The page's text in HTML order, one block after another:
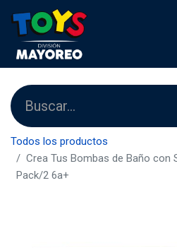
Todos los productos
Crea Tus Bombas de Baño con
Pack/2 6a+